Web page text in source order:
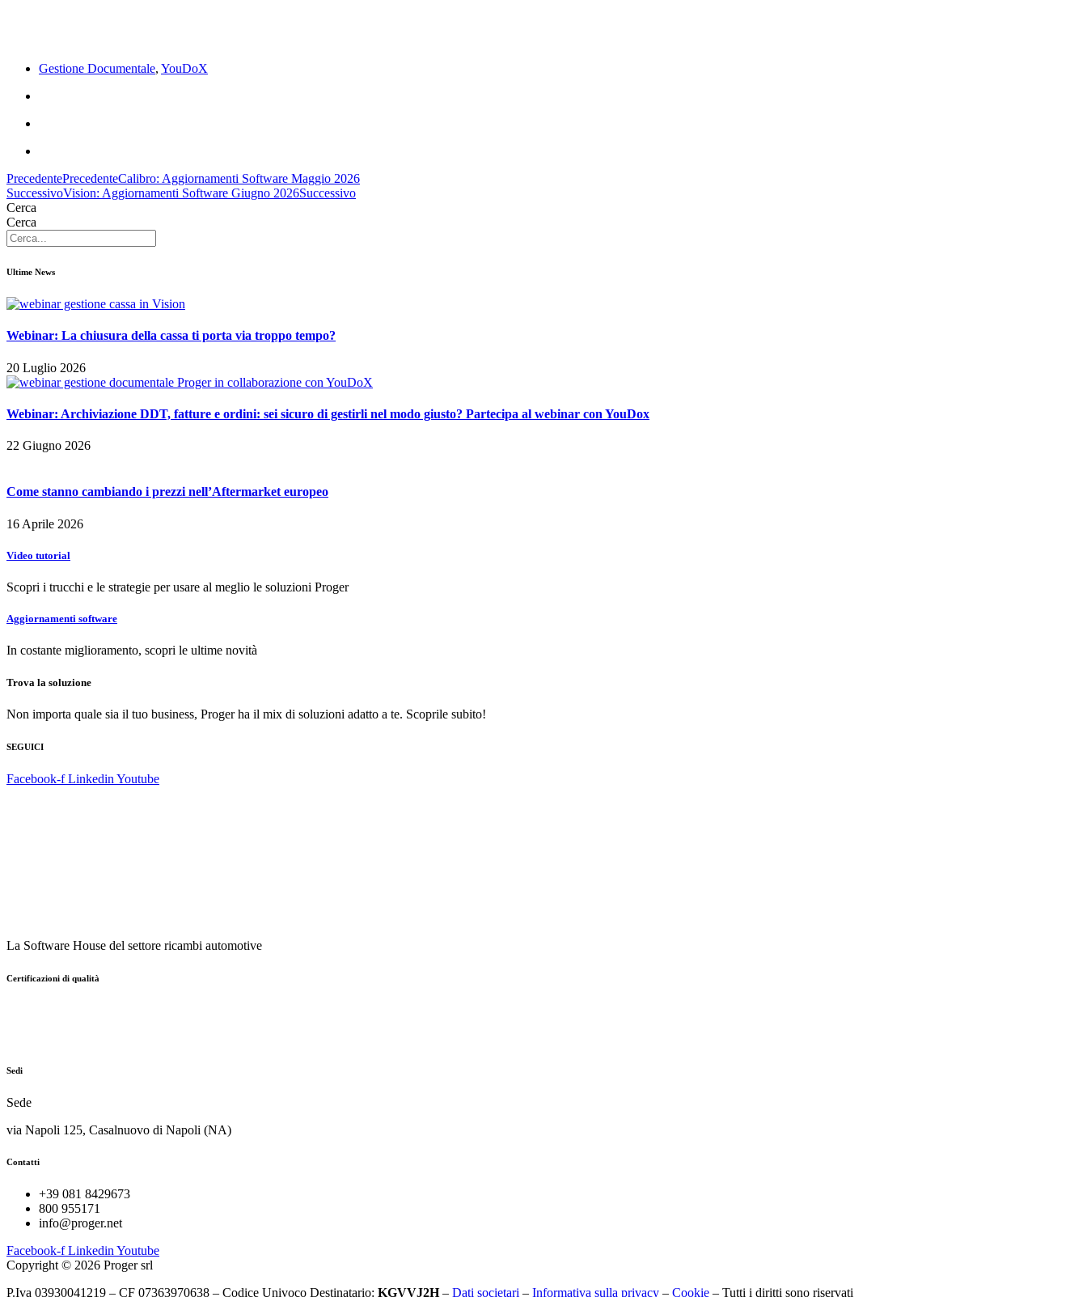
Gestione Documentale, YouDoX
PrecedentePrecedenteCalibro: Aggiornamenti Software Maggio 2026
SuccessivoVision: Aggiornamenti Software Giugno 2026Successivo
Cerca
Cerca
Ultime News
Webinar: La chiusura della cassa ti porta via troppo tempo?
20 Luglio 2026
Webinar: Archiviazione DDT, fatture e ordini: sei sicuro di gestirli nel modo giusto? Partecipa al webinar con YouDox
22 Giugno 2026
Come stanno cambiando i prezzi nell’Aftermarket europeo
16 Aprile 2026
Video tutorial
Scopri i trucchi e le strategie per usare al meglio le soluzioni Proger
Aggiornamenti software
In costante miglioramento, scopri le ultime novità
Trova la soluzione
Non importa quale sia il tuo business, Proger ha il mix di soluzioni adatto a te. Scoprile subito!
SEGUICI
Facebook-f Linkedin Youtube
La Software House del settore ricambi automotive
Certificazioni di qualità
Sedi
Sede
via Napoli 125, Casalnuovo di Napoli (NA)
Contatti
+39 081 8429673
800 955171
info@proger.net
Facebook-f LinkedinYoutube
Copyright © 2026 Proger srl
P.Iva 03930041219 – CF 07363970638 – Codice Univoco Destinatario: KGVVJ2H– Dati societari – Informativa sulla privacy – Cookie – Tutti i diritti sono riservati